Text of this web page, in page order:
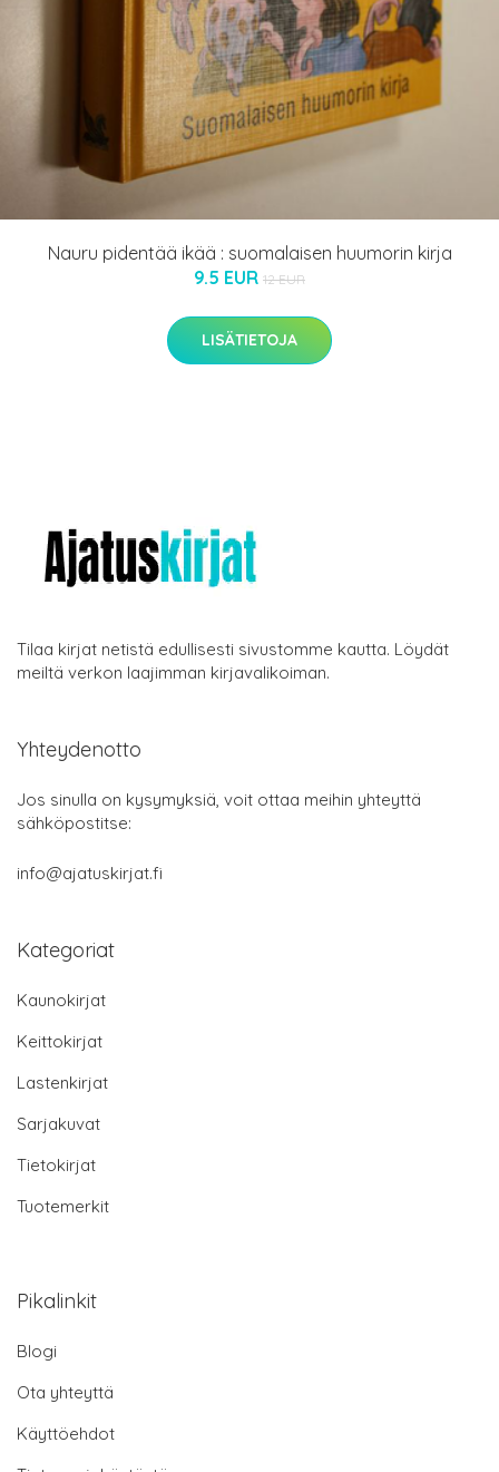
Nauru pidentää ikää : suomalaisen huumorin kirja
9.5 EUR 12 EUR
LISÄTIETOJA
Tilaa kirjat netistä edullisesti sivustomme kautta. Löydät
meiltä verkon laajimman kirjavalikoiman.
Yhteydenotto
Jos sinulla on kysymyksiä, voit ottaa meihin yhteyttä
sähköpostitse:
info@ajatuskirjat.fi
Kategoriat
Kaunokirjat
Keittokirjat
Lastenkirjat
Sarjakuvat
Tietokirjat
Tuotemerkit
Pikalinkit
Blogi
Ota yhteyttä
Käyttöehdot